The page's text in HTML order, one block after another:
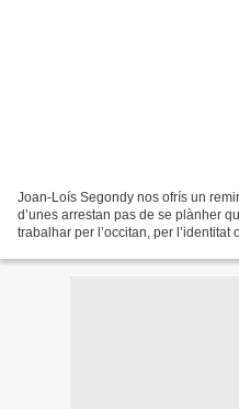
Joan-Loís Segondy nos ofrís un
d’unes arrestan pas de se plànher
trabalhar per l’occitan, per